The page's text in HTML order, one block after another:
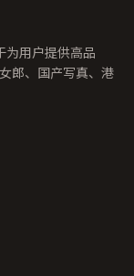
为用户提供高品
郎、国产写真、港